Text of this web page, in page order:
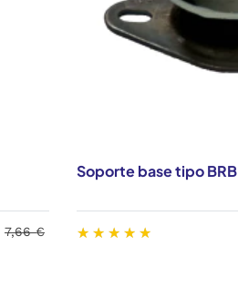
7,66 €
Soporte base tipo BRB